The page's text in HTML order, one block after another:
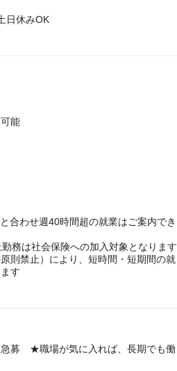
日休みOK
能
合わせ週40時間超の就業はご案内でき
務は社会保険への加入対象となります
則禁止）により、短時間・短期間の就
す
募 ★職場が気に入れば、長期でも働